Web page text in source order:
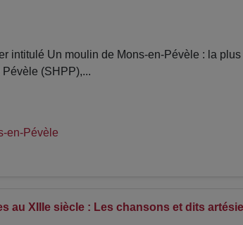
intitulé Un moulin de Mons-en-Pévèle : la
(SHPP),...
en-Pévèle
au XIIIe siècle : Les chansons et dits